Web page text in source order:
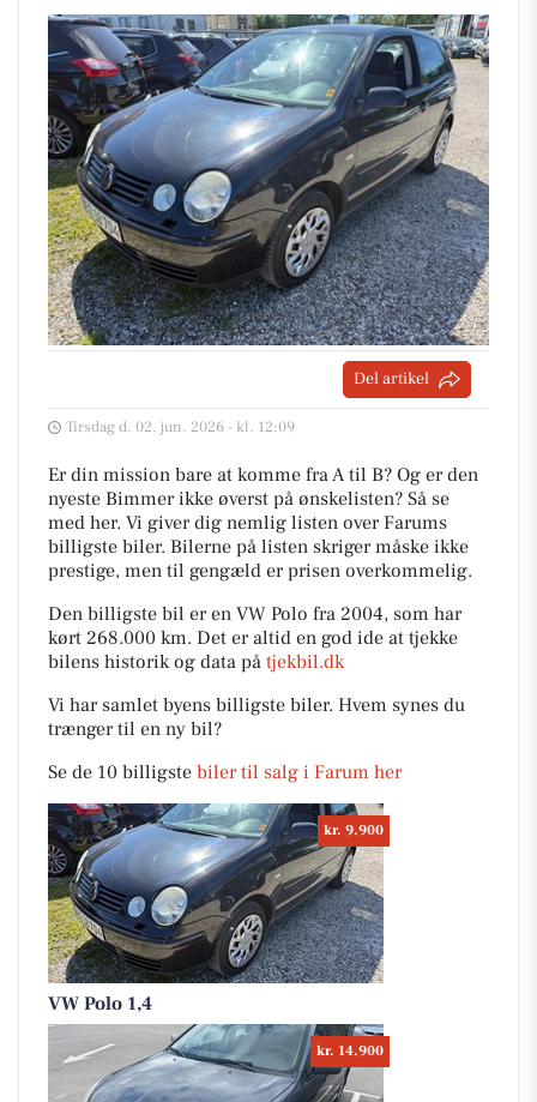
Del artikel
Tirsdag d. 02. jun. 2026 - kl. 12:09
Er din mission bare at komme fra A til B? Og er den
nyeste Bimmer ikke øverst på ønskelisten? Så se
med her. Vi giver dig nemlig listen over Farums
billigste biler. Bilerne på listen skriger måske ikke
prestige, men til gengæld er prisen overkommelig.
Den billigste bil er en VW Polo fra 2004, som har
kørt 268.000 km. Det er altid en god ide at tjekke
bilens historik og data på tjekbil.dk
Vi har samlet byens billigste biler. Hvem synes du
trænger til en ny bil?
Se de 10 billigste biler til salg i Farum her
kr. 9.900
VW Polo 1,4
kr. 14.900